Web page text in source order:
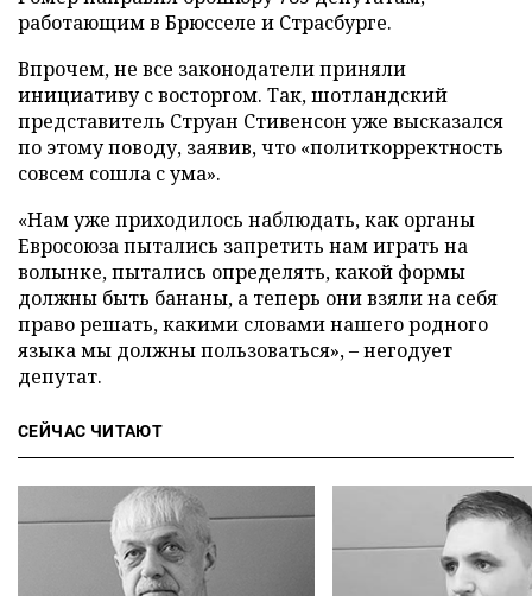
работающим в Брюсселе и Страсбурге.
Впрочем, не все законодатели приняли
инициативу с восторгом. Так, шотландский
представитель Струан Стивенсон уже высказался
по этому поводу, заявив, что «политкорректность
совсем сошла с ума».
«Нам уже приходилось наблюдать, как органы
Евросоюза пытались запретить нам играть на
волынке, пытались определять, какой формы
должны быть бананы, а теперь они взяли на себя
право решать, какими словами нашего родного
языка мы должны пользоваться», – негодует
депутат.
СЕЙЧАС ЧИТАЮТ